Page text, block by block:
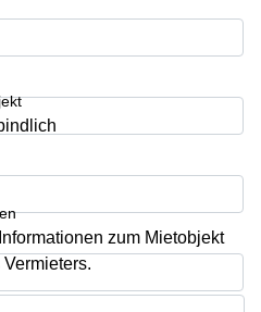
zum Mietobjekt